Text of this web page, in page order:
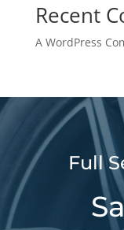
Recent
A WordPress
Full